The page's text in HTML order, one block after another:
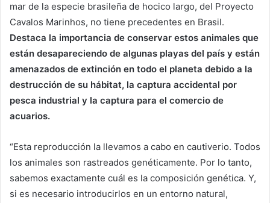
mar de la especie brasileña de hocico largo, del Proyecto
Cavalos Marinhos, no tiene precedentes en Brasil.
Destaca la importancia de conservar estos animales que
están desapareciendo de algunas playas del país y están
amenazados de extinción en todo el planeta debido a la
destrucción de su hábitat, la captura accidental por
pesca industrial y la captura para el comercio de
acuarios.
“Esta reproducción la llevamos a cabo en cautiverio. Todos
los animales son rastreados genéticamente. Por lo tanto,
sabemos exactamente cuál es la composición genética. Y,
si es necesario introducirlos en un entorno natural,